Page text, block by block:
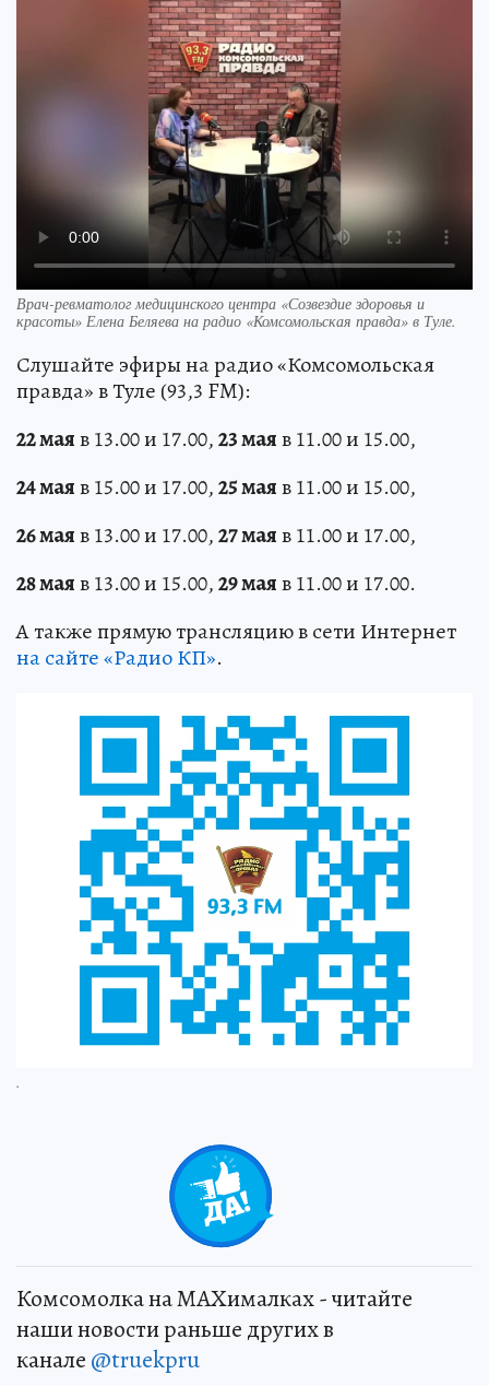
Врач-ревматолог медицинского центра «Созвездие здоровья и
красоты» Елена Беляева на радио «Комсомольская правда» в Туле.
Слушайте эфиры на радио «Комсомольская
правда» в Туле (93,3 FM):
22 маяв 13.00 и 17.00,23 маяв 11.00 и 15.00,
24 маяв 15.00 и 17.00,25 маяв 11.00 и 15.00,
26 маяв 13.00 и 17.00,27 маяв 11.00 и 17.00,
28 маяв 13.00 и 15.00,29 маяв 11.00 и 17.00.
А также прямую трансляцию в сети Интернет
на сайте «Радио КП».
.
Комсомолка на MAXималках - читайте
наши новости раньше других в
канале @truekpru